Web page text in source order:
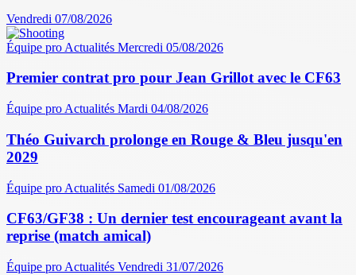
Vendredi 07/08/2026
Équipe pro Actualités Mercredi 05/08/2026
Premier contrat pro pour Jean Grillot avec le CF63
Équipe pro Actualités Mardi 04/08/2026
Théo Guivarch prolonge en Rouge & Bleu jusqu'en
2029
Équipe pro Actualités Samedi 01/08/2026
CF63/GF38 : Un dernier test encourageant avant la
reprise (match amical)
Équipe pro Actualités Vendredi 31/07/2026